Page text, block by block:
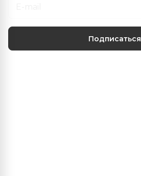
Подписаться